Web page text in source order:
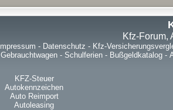
Kfz-Forum,
Impressum - Datenschutz - Kfz-
Gebrauchtwagen - Schulferien - Bußgeldkatalog -
KFZ-Steuer
Autokennzeichen
Auto Reimport
Autoleasing